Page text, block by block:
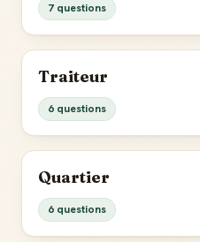
7 questions
Traiteur
6 questions
Quartier
6 questions